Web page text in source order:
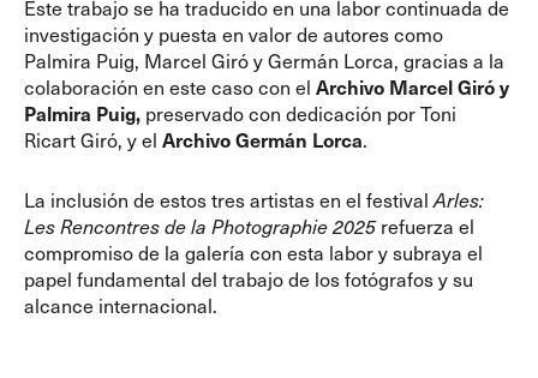
Este trabajo se ha traducido en una labor continuada de
investigación y puesta en valor de autores como
Palmira Puig, Marcel Giró y Germán Lorca, gracias a la
colaboración en este caso con el Archivo Marcel Giró y
Palmira Puig, preservado con dedicación por Toni
Ricart Giró, y el Archivo Germán Lorca.
La inclusión de estos tres artistas en el festivalArles:
Les Rencontres de la Photographie 2025refuerza el
compromiso de la galería con esta labor y subraya el
papel fundamental del trabajo de los fotógrafos y su
alcance internacional.